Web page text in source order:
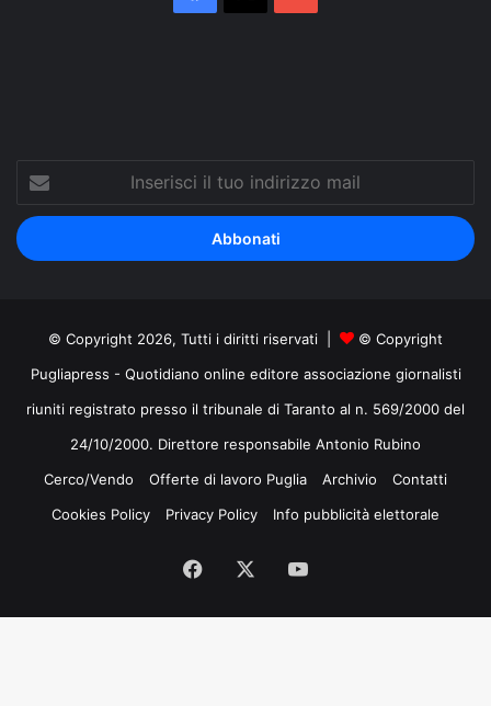
Inserisci
tuo
indirizzo
mail
© Copyright 2026, Tutti i diritti riservati |
© Copyright
Pugliapress - Quotidiano online editore associazione giornalisti
riuniti registrato presso il tribunale di Taranto al n. 569/2000 del
24/10/2000. Direttore responsabile Antonio Rubino
Cerco/Vendo
Offerte di lavoro Puglia Archivio
Contatti
Cookies Policy
Privacy Policy Info pubblicità elettorale
Facebook
Tube